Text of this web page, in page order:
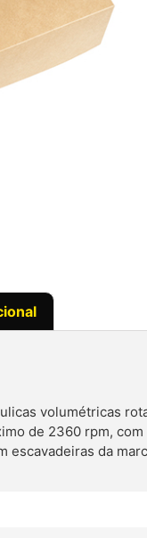
volumétricas
de 2360 rpm,
escavadeiras da